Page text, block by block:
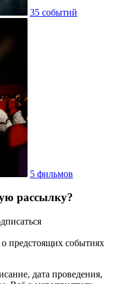
35 событий
5 фильмов
рассылку?
предстоящих событиях
дата проведения,